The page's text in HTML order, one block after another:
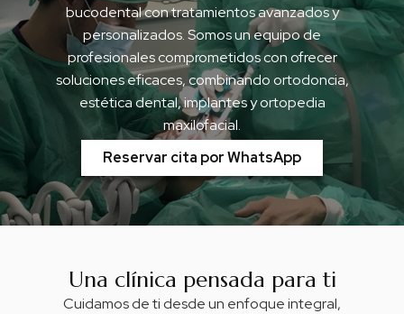
bucodental con tratamientos avanzados y
personalizados. Somos un equipo de
profesionales comprometidos con ofrecer
soluciones eficaces, combinando ortodoncia,
estética dental, implantes y ortopedia
maxilofacial.
Reservar cita por WhatsApp
Una clínica pensada para ti
Cuidamos de ti desde un enfoque integral,